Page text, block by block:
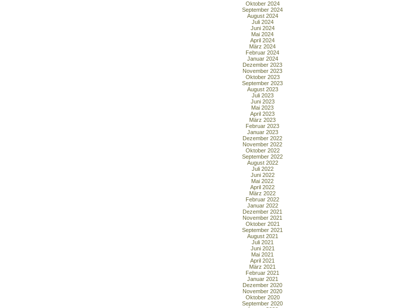
Oktober 2024
September 2024
August 2024
Juli 2024
Juni 2024
Mai 2024
April 2024
März 2024
Februar 2024
Januar 2024
Dezember 2023
November 2023
Oktober 2023
September 2023
August 2023
Juli 2023
Juni 2023
Mai 2023
April 2023
März 2023
Februar 2023
Januar 2023
Dezember 2022
November 2022
Oktober 2022
September 2022
August 2022
Juli 2022
Juni 2022
Mai 2022
April 2022
März 2022
Februar 2022
Januar 2022
Dezember 2021
November 2021
Oktober 2021
September 2021
August 2021
Juli 2021
Juni 2021
Mai 2021
April 2021
März 2021
Februar 2021
Januar 2021
Dezember 2020
November 2020
Oktober 2020
September 2020